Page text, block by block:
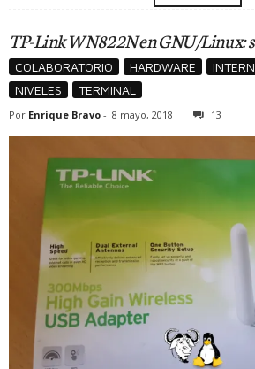
TP-Link WN822N en GNU/Linux:
COLABORATORIO HARDWARE
NIVELES
TERMINAL
Por Enrique Bravo - 8 mayo, 2018 13